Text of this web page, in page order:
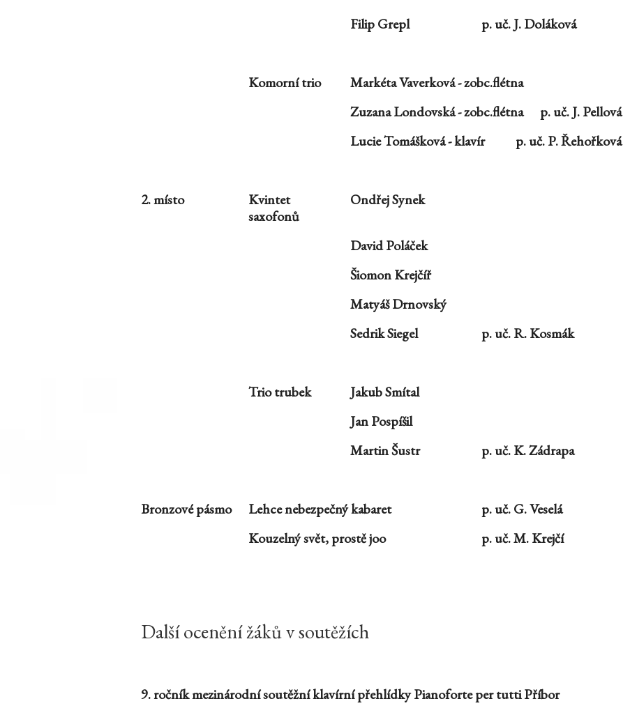
Filip Grepl p. uč. J. Doláková
Komorní trio Markéta Vaverková-zobc.flétna
Zuzana Londovská-zobc.flétna
p. uč. J. Pellová
Lucie Tomášková-klavír p. uč. P. Řehořková
2. místo
Kvintet
saxofonů
Ondřej Synek
David Poláček
Šiomon Krejčíř
Matyáš Drnovský
Sedrik Siegel
p. uč. R. Kosmák
Trio trubek
Jakub Smítal
Jan Pospíšil
Martin Šustr
p. uč. K. Zádrapa
Bronzové pásmo Lehce nebezpečný kabaret
p. uč. G. Veselá
Kouzelný svět, prostě joo
p. uč. M. Krejčí
Další ocenění žáků v soutěžích
9. ročník mezinárodní soutěžní klavírní přehlídky Pianoforte per tutti Příbor